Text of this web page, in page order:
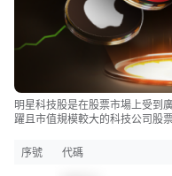
明星科技股是在股票市場上受到
躍且市值規模較大的科技公司股
市，特別是科技行業板塊乃至全
序號 代碼